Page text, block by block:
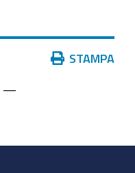
STAMPA
—